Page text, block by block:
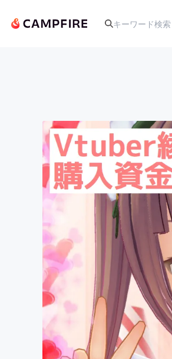
アート・写真
テクノロジー
映像・映画
ビジネス・起業
まちづくり・